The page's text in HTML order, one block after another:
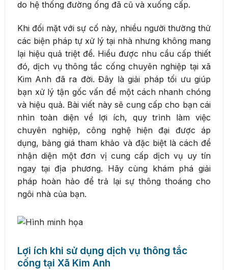
do hệ thống đường ống đã cũ và xuống cấp.
Khi đối mặt với sự cố này, nhiều người thường thử
các biện pháp tự xử lý tại nhà nhưng không mang
lại hiệu quả triệt để. Hiểu được nhu cầu cấp thiết
đó, dịch vụ thông tắc cống chuyên nghiệp tại xã
Kim Anh đã ra đời. Đây là giải pháp tối ưu giúp
bạn xử lý tận gốc vấn đề một cách nhanh chóng
và hiệu quả. Bài viết này sẽ cung cấp cho bạn cái
nhìn toàn diện về lợi ích, quy trình làm việc
chuyên nghiệp, công nghệ hiện đại được áp
dụng, bảng giá tham khảo và đặc biệt là cách để
nhận diện một đơn vị cung cấp dịch vụ uy tín
ngay tại địa phương. Hãy cùng khám phá giải
pháp hoàn hảo để trả lại sự thông thoáng cho
ngôi nhà của bạn.
Lợi ích khi sử dụng dịch vụ thông tắc
cống tại Xã Kim Anh